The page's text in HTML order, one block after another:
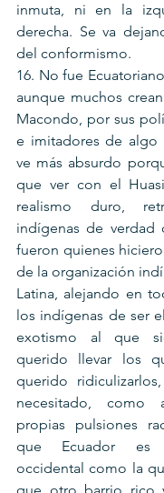
inmuta, ni en la
derecha. Se va
del conformismo.
16. No fue
aunque muchos
Macondo, por sus
e imitadores de algo
ve más absurdo
que ver con el
realismo duro,
indígenas de verdad
fueron quienes
de la organización
Latina, alejando en
los indígenas de ser
exotismo al que
querido llevar los
querido
necesitado, como
propias pulsiones
que Ecuador es
occidental como la